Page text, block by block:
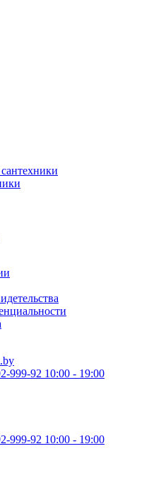
999-92 10:00 - 19:00
999-92 10:00 - 19:00